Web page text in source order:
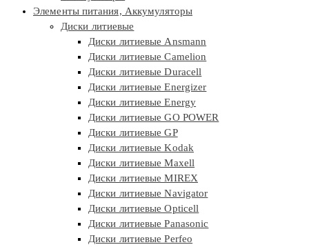
Элементы питания, Аккумуляторы
Диски литиевые
Диски литиевые Ansmann
Диски литиевые Camelion
Диски литиевые Duracell
Диски литиевые Energizer
Диски литиевые Energy
Диски литиевые GO POWER
Диски литиевые GP
Диски литиевые Kodak
Диски литиевые Maxell
Диски литиевые MIREX
Диски литиевые Navigator
Диски литиевые Opticell
Диски литиевые Panasonic
Диски литиевые Perfeo